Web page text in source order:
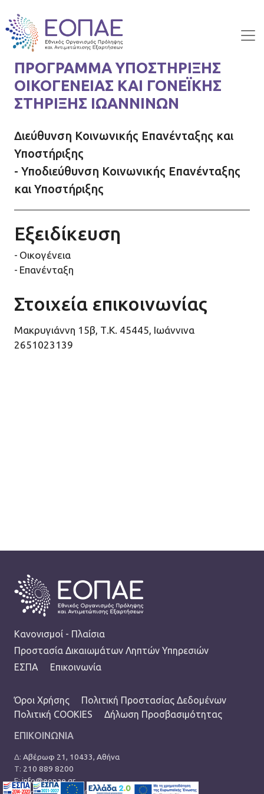
ΠΡΟΓΡΑΜΜΑ ΥΠΟΣΤΗΡΙΞΗΣ
ΟΙΚΟΓΕΝΕΙΑΣ ΚΑΙ ΓΟΝΕΪΚΗΣ
ΣΤΗΡΙΞΗΣ ΙΩΑΝΝΙΝΩΝ
Διεύθυνση Κοινωνικής Επανένταξης και
Υποστήριξης
- Υποδιεύθυνση Κοινωνικής Επανένταξης
και Υποστήριξης
Εξειδίκευση
Οικογένεια
Επανένταξη
Στοιχεία επικοινωνίας
Μακρυγιάννη 15β, Τ.Κ. 45445, Ιωάννινα
2651023139
FOOTER
Κανονισμοί - Πλαίσια
Προστασία Δικαιωμάτων Ληπτών Υπηρεσιών
ΕΣΠΑ
Επικοινωνία
TERMS MENU
Όροι Χρήσης
Πολιτική Προστασίας Δεδομένων
Πολιτική COOKIES
Δήλωση Προσβασιμότητας
ΕΠΙΚΟΙΝΩΝΙΑ
Δ: Αβέρωφ 21, 10433, Αθήνα
Τ: 210 889 8200
Ε:info@eopae.gr